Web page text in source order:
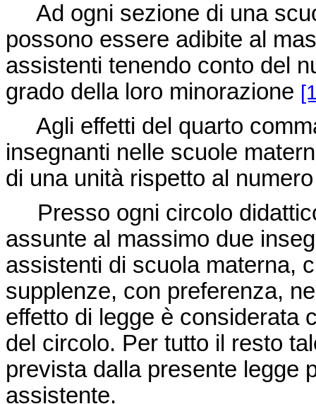
Ad ogni sezione di una
possono essere adibite al
assistenti tenendo conto del
grado della loro minorazione
Agli effetti del quarto
insegnanti nelle scuole
di una unità rispetto al
Presso ogni circolo
assunte al massimo due
assistenti di scuola materna,
supplenze, con preferenza,
effetto di legge è considerata
del circolo. Per tutto il resto
prevista dalla presente legge
assistente.